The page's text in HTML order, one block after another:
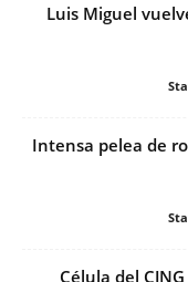
Luis Miguel
Intensa pelea de
Célula del